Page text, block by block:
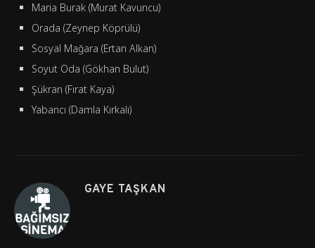
Maria Burak (Murat Kavuncu)
Orada (Zeynep Köprülü)
Sosyal Mağara (Ertan Alkan)
Soyut Oda (Gökhan Bulut)
Şükran (Fırat Kaya)
Yabancı (Damla Kırkalı)
GAYE TAŞKAN